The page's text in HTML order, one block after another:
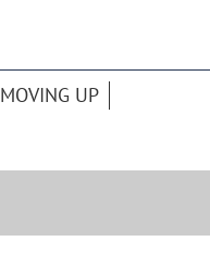
MOVING UP